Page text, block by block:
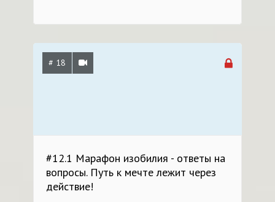
# 18
#12.1 Марафон изобилия - ответы на
вопросы. Путь к мечте лежит через
действие!